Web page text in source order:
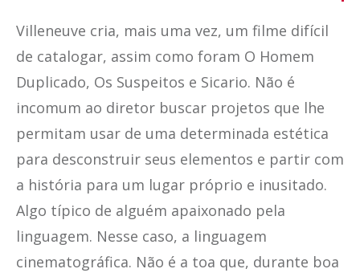
Villeneuve cria, mais uma vez, um filme difícil
de catalogar, assim como foram O Homem
Duplicado, Os Suspeitos e Sicario. Não é
incomum ao diretor buscar projetos que lhe
permitam usar de uma determinada estética
para desconstruir seus elementos e partir com
a história para um lugar próprio e inusitado.
Algo típico de alguém apaixonado pela
linguagem. Nesse caso, a linguagem
cinematográfica. Não é a toa que, durante boa